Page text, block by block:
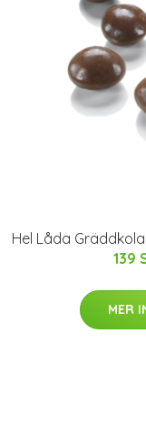
Hel Låda
139
MER